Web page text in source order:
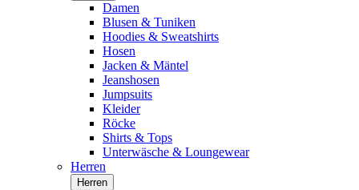
Damen
Blusen & Tuniken
Hoodies & Sweatshirts
Hosen
Jacken & Mäntel
Jeanshosen
Jumpsuits
Kleider
Röcke
Shirts & Tops
Unterwäsche & Loungewear
Herren
Herren